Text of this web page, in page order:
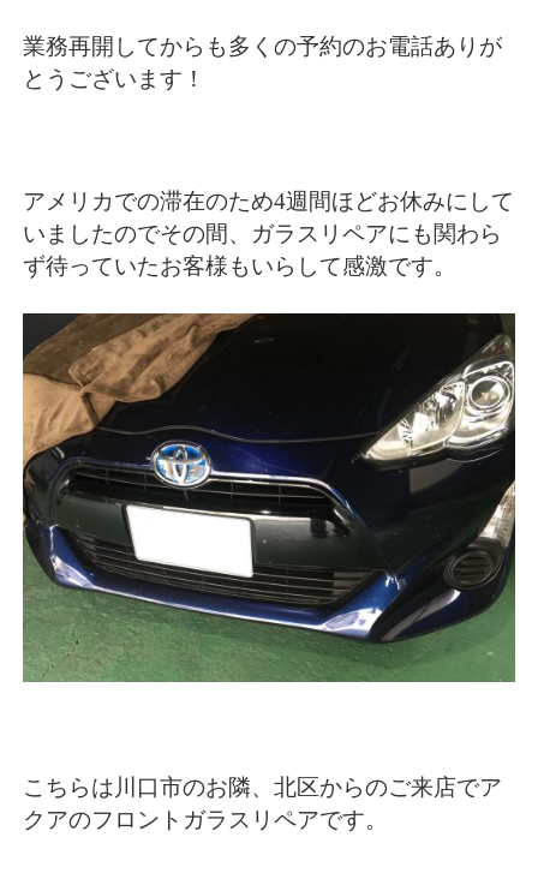
業務再開してからも多くの予約のお電話ありが
とうございます！
アメリカでの滞在のため4週間ほどお休みにして
いましたのでその間、ガラスリペアにも関わら
ず待っていたお客様もいらして感激です。
こちらは川口市のお隣、北区からのご来店でア
クアのフロントガラスリペアです。